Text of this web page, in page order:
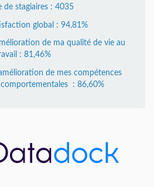
de stagiaires : 4035
global : 94,81%
de ma qualité de vie au
: 81,46%
de mes compétences
: 86,60%